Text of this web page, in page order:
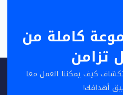
كاملة من
تزامن
كيف يمكننا العمل معا
أهدافك!